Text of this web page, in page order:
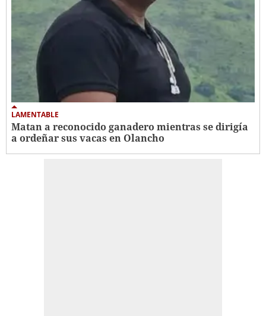
LAMENTABLE
Matan a reconocido ganadero mientras se dirigía
a ordeñar sus vacas en Olancho